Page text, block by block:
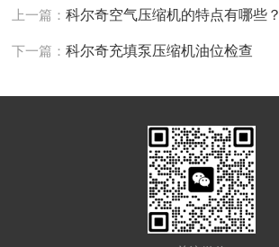
上一篇：科尔奇空气压缩机的特点有哪些？
下一篇：科尔奇充填泵压缩机油位检查